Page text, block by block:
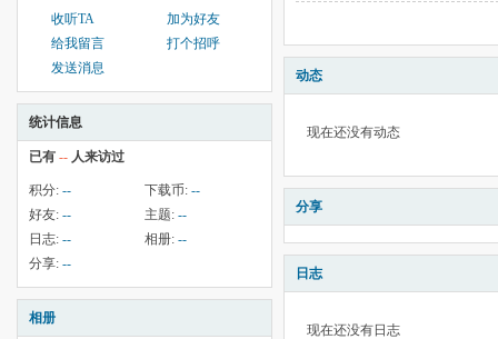
收听TA
加为好友
给我留言
打个招呼
发送消息
统计信息
已有 -- 人来访过
积分: -- 下载币: --
好友: -- 主题: --
日志: -- 相册: --
分享: --
相册
动态
现在还没有动态
分享
日志
现在还没有日志